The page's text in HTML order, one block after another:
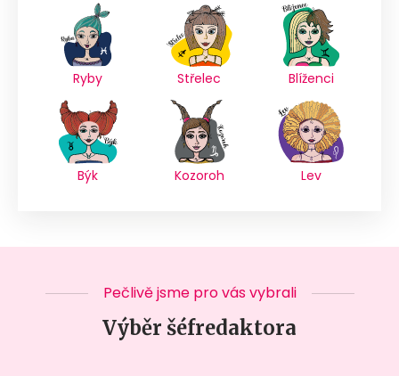
Ryby Střelec Blíženci
Býk Kozoroh Lev
Pečlivě jsme pro vás vybrali
Výběr šéfredaktora